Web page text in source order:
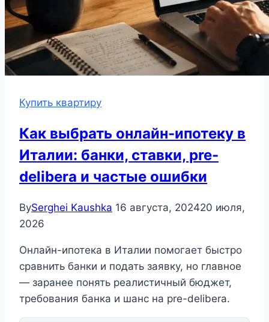
Купить квартиру
Как выбрать онлайн-ипотеку в
Италии: банки, ставки, pre-
delibera и частые ошибки
BySerghei Kaushka 16 августа, 202420 июля,
2026
Онлайн-ипотека в Италии помогает быстро
сравнить банки и подать заявку, но главное
— заранее понять реалистичный бюджет,
требования банка и шанс на pre-delibera.